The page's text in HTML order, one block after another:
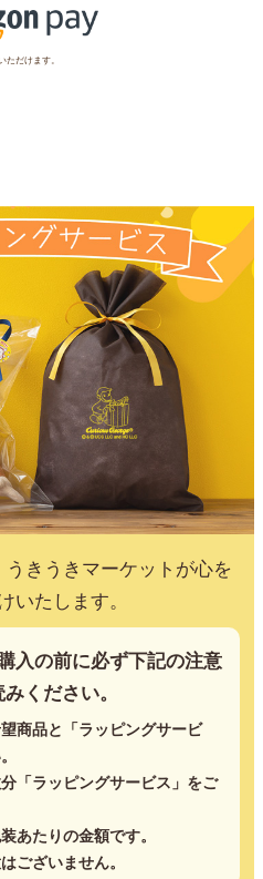
ただけます。
きうきマーケットが心を
いたします。
入の前に必ず下記の注意
ください。
商品と「ラッピングサービ
「ラッピングサービス」をご
あたりの金額です。
ございません。